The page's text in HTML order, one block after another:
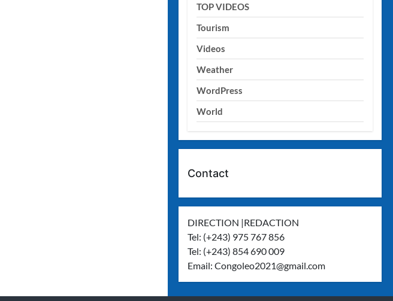
TOP VIDEOS
Tourism
Videos
Weather
WordPress
World
Contact
DIRECTION |REDACTION
Tel: (+243) 975 767 856
Tel: (+243) 854 690 009
Email:Congoleo2021@gmail.com